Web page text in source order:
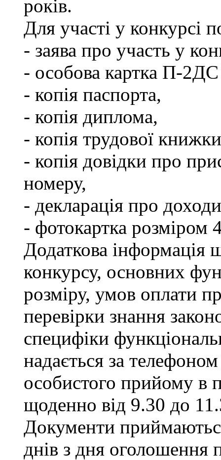
років.
Для участі у конкурсі
- заява про участь у
- особова картка П-
- копія паспорта,
- копія диплома,
- копія трудової
- копія довідки про
номеру,
- декларація про
- фотокартка розміром
Додаткова інформація
конкурсу, основних
розміру, умов оплати
перевірки знання
специфіки
надається за
особистого прийому в
щоденно від 9.30 до
Документи
днів з дня оголошення